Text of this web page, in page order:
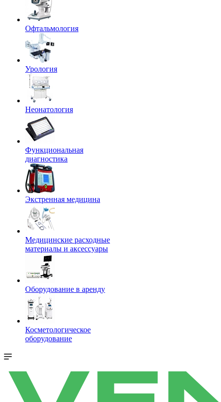
Офтальмология
Урология
Неонатология
Функциональная
диагностика
Экстренная медицина
Медицинские расходные
материалы и аксессуары
Оборудование в аренду
Косметологическое
оборудование